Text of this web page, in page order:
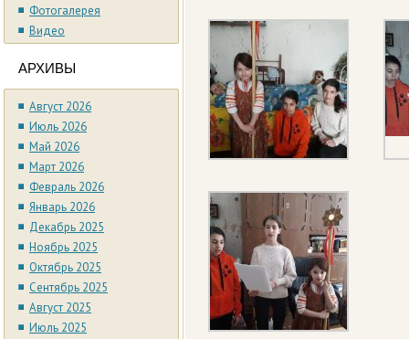
Фотогалерея
Видео
АРХИВЫ
Август 2026
Июль 2026
Май 2026
Март 2026
Февраль 2026
Январь 2026
Декабрь 2025
Ноябрь 2025
Октябрь 2025
Сентябрь 2025
Август 2025
Июль 2025